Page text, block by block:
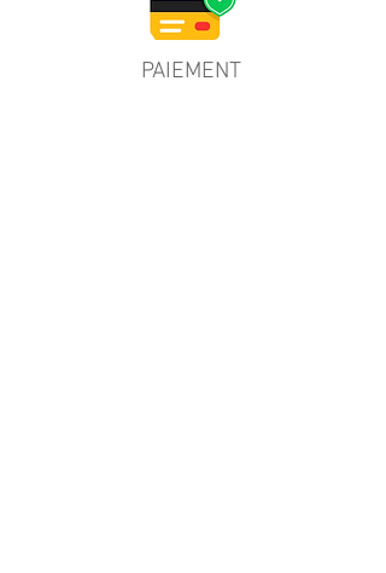
PAIEMENT